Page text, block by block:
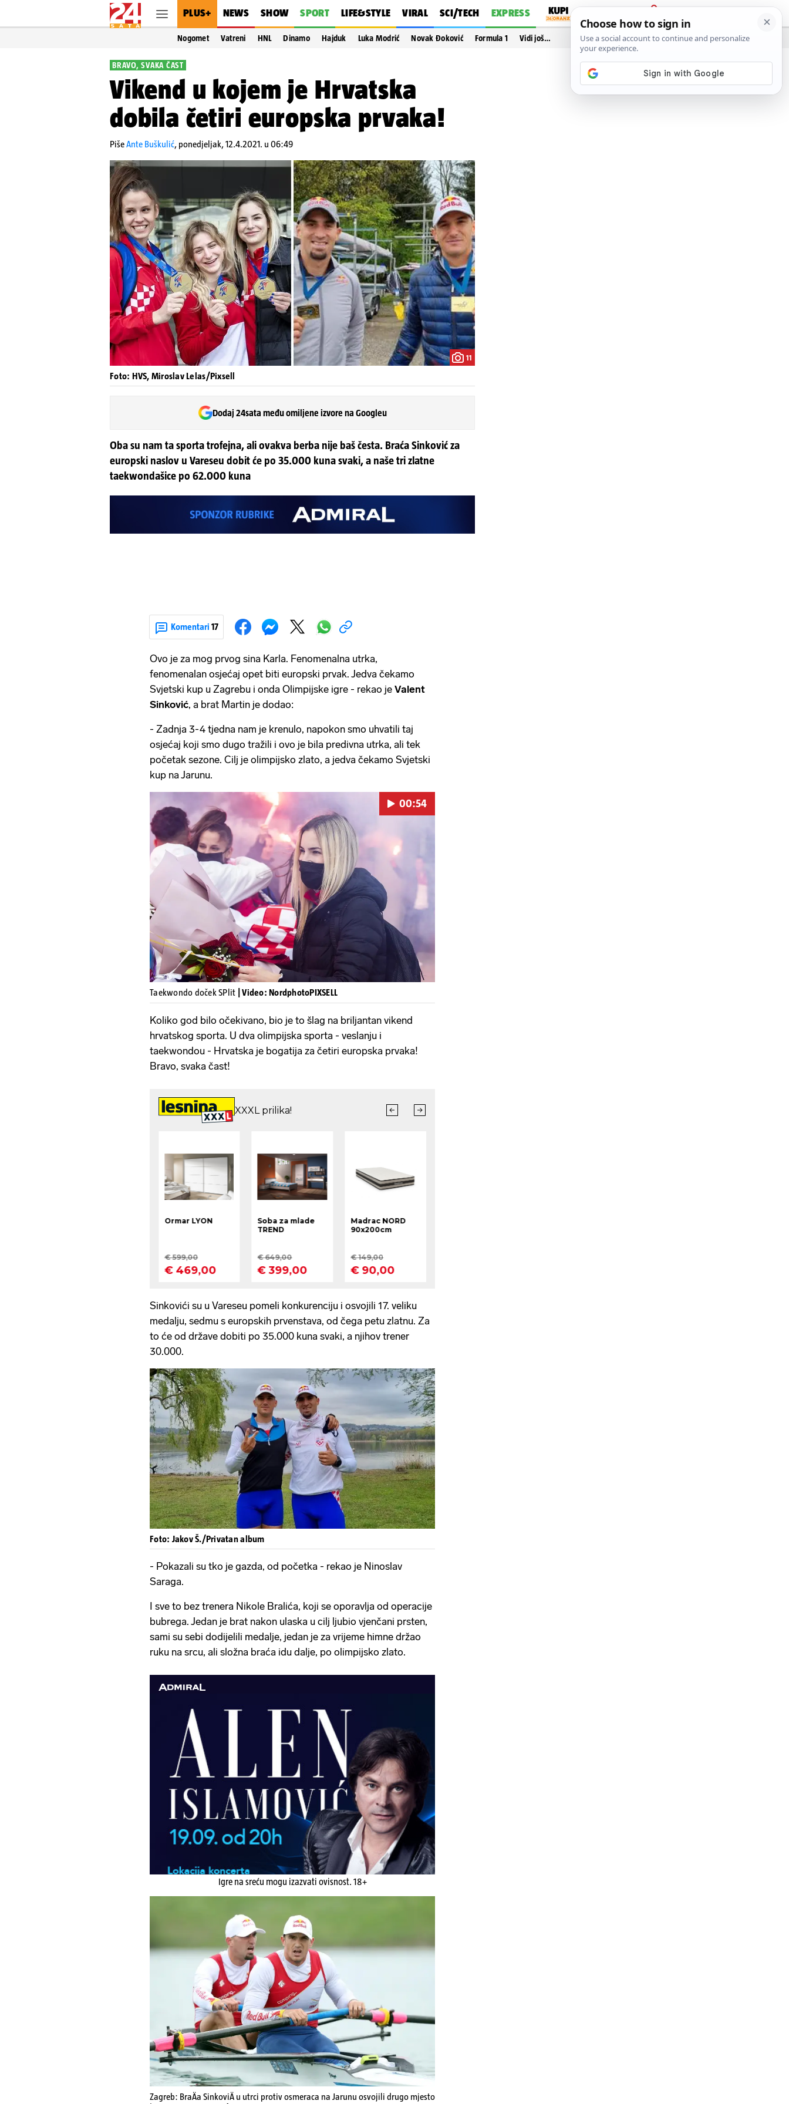
PLUS+ NEWS SHOW SPORT LIFE&STYLE VIRAL SCI/TECH EXPRESS
PRIJAVA
Nogomet Vatreni HNL Dinamo Hajduk Luka Modrić Novak Đoković Formula 1 Vidi još…
BRAVO, SVAKA ČAST
Vikend u kojem je Hrvatska
dobila četiri europska prvaka!
PišeAnte Buškulić, ponedjeljak, 12.4.2021. u 06:49
11
Foto: HVS, Miroslav Lelas/Pixsell
Dodaj 24sata među omiljene izvore na Googleu
Oba su nam ta sporta trofejna, ali ovakva berba nije baš česta. Braća Sinković za
europski naslov u Vareseu dobit će po 35.000 kuna svaki, a naše tri zlatne
taekwondašice po 62.000 kuna
Komentari 17
Ovo je za mog prvog sina Karla. Fenomenalna utrka,
fenomenalan osjećaj opet biti europski prvak. Jedva čekamo
Svjetski kup u Zagrebu i onda Olimpijske igre - rekao je Valent
Sinković, a brat Martin je dodao:
- Zadnja 3-4 tjedna nam je krenulo, napokon smo uhvatili taj
osjećaj koji smo dugo tražili i ovo je bila predivna utrka, ali tek
početak sezone. Cilj je olimpijsko zlato, a jedva čekamo Svjetski
kup na Jarunu.
Pokretanje videa...
00:54
Taekwondo doček SPlit | Video: NordphotoPIXSELL
Koliko god bilo očekivano, bio je to šlag na briljantan vikend
hrvatskog sporta. U dva olimpijska sporta - veslanju i
taekwondou - Hrvatska je bogatija za četiri europska prvaka!
Bravo, svaka čast!
Sinkovići su u Vareseu pomeli konkurenciju i osvojili 17. veliku
medalju, sedmu s europskih prvenstava, od čega petu zlatnu. Za
to će od države dobiti po 35.000 kuna svaki, a njihov trener
30.000.
Foto: Jakov Š./Privatan album
- Pokazali su tko je gazda, od početka - rekao je Ninoslav
Saraga.
I sve to bez trenera Nikole Bralića, koji se oporavlja od operacije
bubrega. Jedan je brat nakon ulaska u cilj ljubio vjenčani prsten,
sami su sebi dodijelili medalje, jedan je za vrijeme himne držao
ruku na srcu, ali složna braća idu dalje, po olimpijsko zlato.
Igre na sreću mogu izazvati ovisnost. 18+
Zagreb: BraÄa SinkoviÄ u utrci protiv osmeraca na Jarunu osvojili drugo mjesto